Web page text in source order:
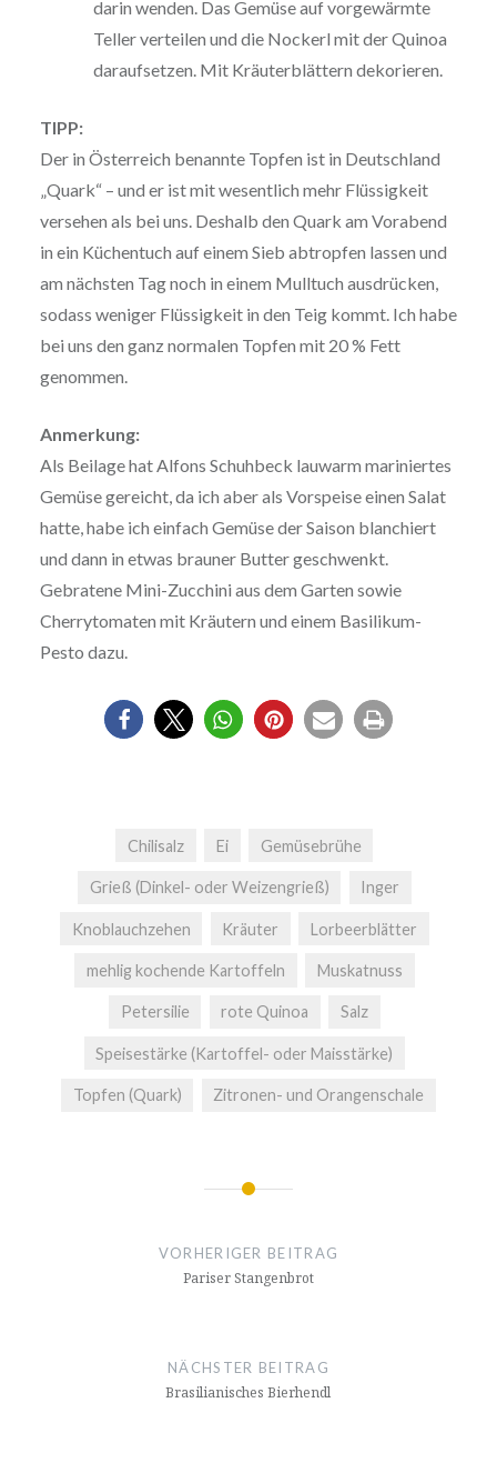
darin wenden. Das Gemüse auf vorgewärmte
Teller verteilen und die Nockerl mit der Quinoa
daraufsetzen. Mit Kräuterblättern dekorieren.
TIPP:
Der in Österreich benannte Topfen ist in Deutschland
„Quark“ – und er ist mit wesentlich mehr Flüssigkeit
versehen als bei uns. Deshalb den Quark am Vorabend
in ein Küchentuch auf einem Sieb abtropfen lassen und
am nächsten Tag noch in einem Mulltuch ausdrücken,
sodass weniger Flüssigkeit in den Teig kommt. Ich habe
bei uns den ganz normalen Topfen mit 20 % Fett
genommen.
Anmerkung:
Als Beilage hat Alfons Schuhbeck lauwarm mariniertes
Gemüse gereicht, da ich aber als Vorspeise einen Salat
hatte, habe ich einfach Gemüse der Saison blanchiert
und dann in etwas brauner Butter geschwenkt.
Gebratene Mini-Zucchini aus dem Garten sowie
Cherrytomaten mit Kräutern und einem Basilikum-
Pesto dazu.
Chilisalz Ei Gemüsebrühe
Grieß (Dinkel- oder Weizengrieß) Inger
Knoblauchzehen Kräuter Lorbeerblätter
mehlig kochende Kartoffeln Muskatnuss
Petersilie rote Quinoa Salz
Speisestärke (Kartoffel- oder Maisstärke)
Topfen (Quark) Zitronen- und Orangenschale
NavigationVORHERIGER BEITRAG
Pariser Stangenbrot
NÄCHSTER BEITRAG
Brasilianisches Bierhendl